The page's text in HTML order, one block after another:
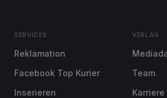
SERVICES
Reklamation
Facebook Top Kurier
Inserieren
VERLAG
Team
Karriere